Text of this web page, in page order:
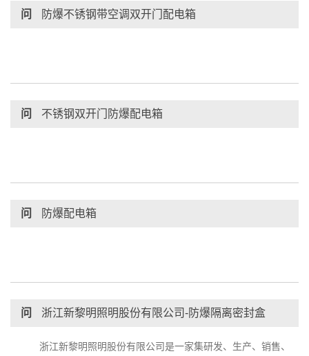
问 防爆不锈钢带空调双开门配电箱
问 不锈钢双开门防爆配电箱
问 防爆配电箱
问 浙江新黎明照明股份有限公司-防爆隔离密封盒
浙江新黎明照明股份有限公司是一家集研发、生产、销售、